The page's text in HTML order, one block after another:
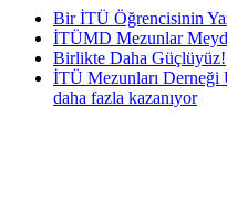
Bir İTÜ Öğrencisinin
İTÜMD Mezunlar
Birlikte Daha Güçlüyüz!
İTÜ Mezunları Derneği
daha fazla kazanıyor